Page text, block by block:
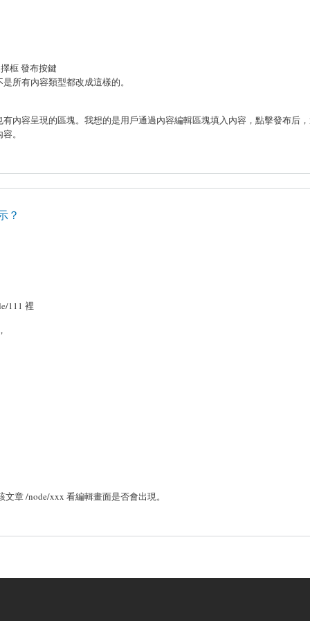
框 發布按鍵
所有內容類型都改成這樣的。
內容呈現的區塊。我想的是用戶通過內容編輯區塊填入內容，點擊發布后
。
？
111 裡
章 /node/xxx 看編輯畫面是否會出現。